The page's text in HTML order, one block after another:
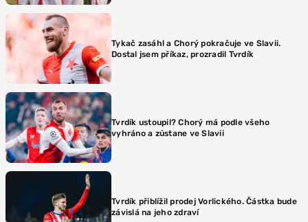
Tykač zasáhl a Chorý pokračuje ve Slavii.
Dostal jsem příkaz, prozradil Tvrdík
Tvrdík ustoupil? Chorý má podle všeho
vyhráno a zůstane ve Slavii
Tvrdík přiblížil prodej Vorlického. Částka bude
závislá na jeho zdraví